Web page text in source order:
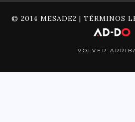
© 2014 MESADE2 | TÉRMINOS
VOLVER